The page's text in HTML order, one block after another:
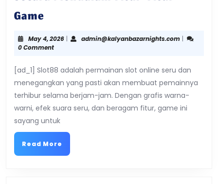
Game
Sensasi
Slot88:
Melihat
Secara
Mendalam
Fitur-
Fitur
May 4, 2026May
| admin@kalyanbazarnights.com |
0 Comment
[ad_1] Slot88 adalah permainan slot online seru dan
menegangkan yang pasti akan membuat pemainnya
terhibur selama berjam-jam. Dengan grafis warna-
warni, efek suara seru, dan beragam fitur, game ini
sayang untuk
Read More
More